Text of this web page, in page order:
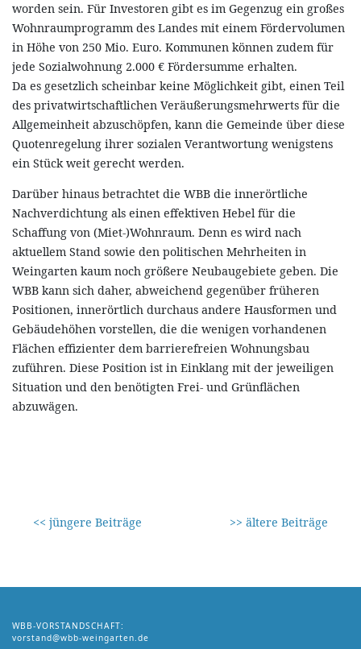
worden sein. Für Investoren gibt es im Gegenzug ein großes
Wohnraumprogramm des Landes mit einem Fördervolumen
in Höhe von 250 Mio. Euro. Kommunen können zudem für
jede Sozialwohnung 2.000 € Fördersumme erhalten.
Da es gesetzlich scheinbar keine Möglichkeit gibt, einen Teil
des privatwirtschaftlichen Veräußerungsmehrwerts für die
Allgemeinheit abzuschöpfen, kann die Gemeinde über diese
Quotenregelung ihrer sozialen Verantwortung wenigstens
ein Stück weit gerecht werden.
Darüber hinaus betrachtet die WBB die innerörtliche
Nachverdichtung als einen effektiven Hebel für die
Schaffung von (Miet-)Wohnraum. Denn es wird nach
aktuellem Stand sowie den politischen Mehrheiten in
Weingarten kaum noch größere Neubaugebiete geben. Die
WBB kann sich daher, abweichend gegenüber früheren
Positionen, innerörtlich durchaus andere Hausformen und
Gebäudehöhen vorstellen, die die wenigen vorhandenen
Flächen effizienter dem barrierefreien Wohnungsbau
zuführen. Diese Position ist in Einklang mit der jeweiligen
Situation und den benötigten Frei- und Grünflächen
abzuwägen.
<< jüngere Beiträge >> ältere Beiträge
WBB-VORSTANDSCHAFT:
vorstand@wbb-weingarten.de